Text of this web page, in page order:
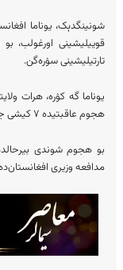
شونینگدېک، یوناما
قوییلیشینی اورغولب،
تارتیلیشینی سۉره‌گن.
یوناما گه کۉره، هرات
هجوم عاقبتیده ۷ کیشی جمله‌دن بیر باله جان بېرگن.
بو هجوم شوندی
مدافعه وزیری